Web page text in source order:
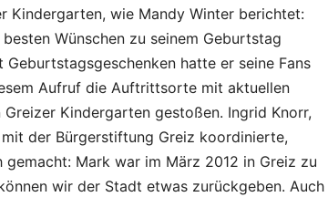
Kindergarten, wie Mandy Winter berichtet:
Wünschen zu seinem Geburtstag
hatte er seine Fans
Aufruf die Auftrittsorte mit aktuellen
Kindergarten gestoßen. Ingrid Knorr,
der Bürgerstiftung Greiz koordinierte,
Mark war im März 2012 in Greiz zu
wir der Stadt etwas zurückgeben. Auch